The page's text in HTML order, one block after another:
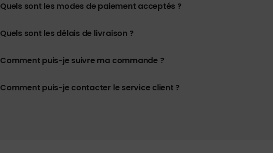
Quels sont les modes de paiement acceptés ?
Quels sont les délais de livraison ?
Comment puis-je suivre ma commande ?
Comment puis-je contacter le service client ?